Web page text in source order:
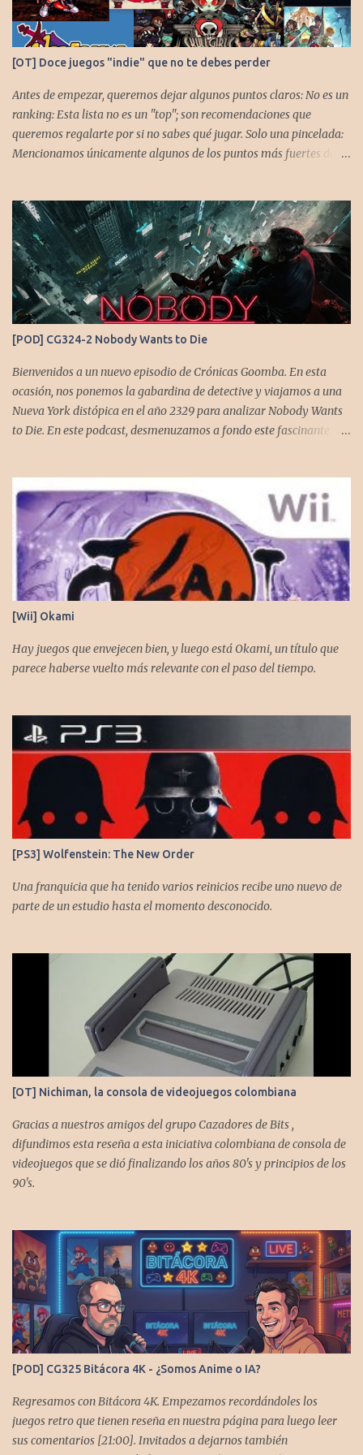
[OT] Doce juegos "indie" que no te debes perder
Antes de empezar, queremos dejar algunos puntos claros: No es un
ranking: Esta lista no es un "top"; son recomendaciones que
queremos regalarte por si no sabes qué jugar. Solo una pincelada:
Mencionamos únicamente algunos de los puntos más fuertes de
asegurar que, al menos uno, se adapte a tus gustos. Si te gusta este
tipo de contenido, háznoslo saber para crear nuevas entradas con
otros doce juegos imprescindibles. Cuphead En la mente de los dos
hermanos desarrolladores, la idea de fusionar el arte de las
películas de animación clásica con un juego de disparos (al estilo
Contra o Metal Slug) era una apuesta ganadora. En la ejecución, la
calidad es insuperable. Posee un excelente diseño de niveles,
variedad de jefes, plataformas desafiantes y una música
estupenda. Es un título que te mantiene enganchado a pesar de su
alta dificultad...
[POD] CG324-2 Nobody Wants to Die
Bienvenidos a un nuevo episodio de Crónicas Goomba. En esta
ocasión, nos ponemos la gabardina de detective y viajamos a una
Nueva York distópica en el año 2329 para analizar Nobody Wants
to Die. En este podcast, desmenuzamos a fondo este fascinante
@flagstaad quien pasó el título en PS5 y junto a @GoombaVictor
nos cuenta sus impresiones y vivencias. El juego está disponible
para XBS, PS5 y PC. No sobra comentarles que necesitamos su
apoyo al seguirnos en: Spotify YouTube. Muchas gracias a todos
los que nos agregan a sus plataformas de podcast y nos dejan
comentarios en nuestras diferentes redes. Twitter -
https://twitter.com/CronicasGoomba Instagram -
https://www.instagram.com/cronicasgoomba/ Facebook -
https://www.facebook.com/CronicasGoomba
[Wii] Okami
Hay juegos que envejecen bien, y luego está Okami, un título que
parece haberse vuelto más relevante con el paso del tiempo.
[PS3] Wolfenstein: The New Order
Una franquicia que ha tenido varios reinicios recibe uno nuevo de
parte de un estudio hasta el momento desconocido.
[OT] Nichiman, la consola de videojuegos colombiana
Gracias a nuestros amigos del grupo Cazadores de Bits ,
difundimos esta reseña a esta iniciativa colombiana de consola de
videojuegos que se dió finalizando los años 80's y principios de los
90's.
[POD] CG325 Bitácora 4K - ¿Somos Anime o IA?
Regresamos con Bitácora 4K. Empezamos recordándoles los
juegos retro que tienen reseña en nuestra página para luego leer
sus comentarios [21:00]. Invitados a dejarnos también